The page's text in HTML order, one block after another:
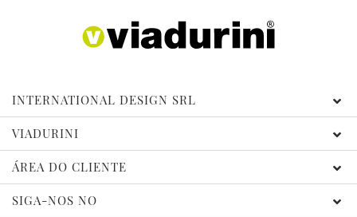
INTERNATIONAL DESIGN SRL
VIADURINI
ÁREA DO CLIENTE
SIGA-NOS NO